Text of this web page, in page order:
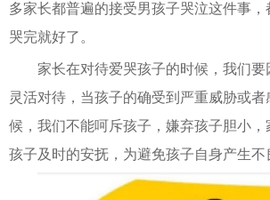
多家长都普遍的接受男孩子哭泣这件事，
哭完就好了。
家长在对待爱哭孩子的时候，我们要
灵活对待，当孩子的确受到严重威胁或
候，我们不能呵斥孩子，嫌弃孩子胆小，
孩子及时的安抚，为避免孩子自身产生不